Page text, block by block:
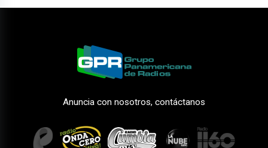
Anuncia con nosotros, contáctanos